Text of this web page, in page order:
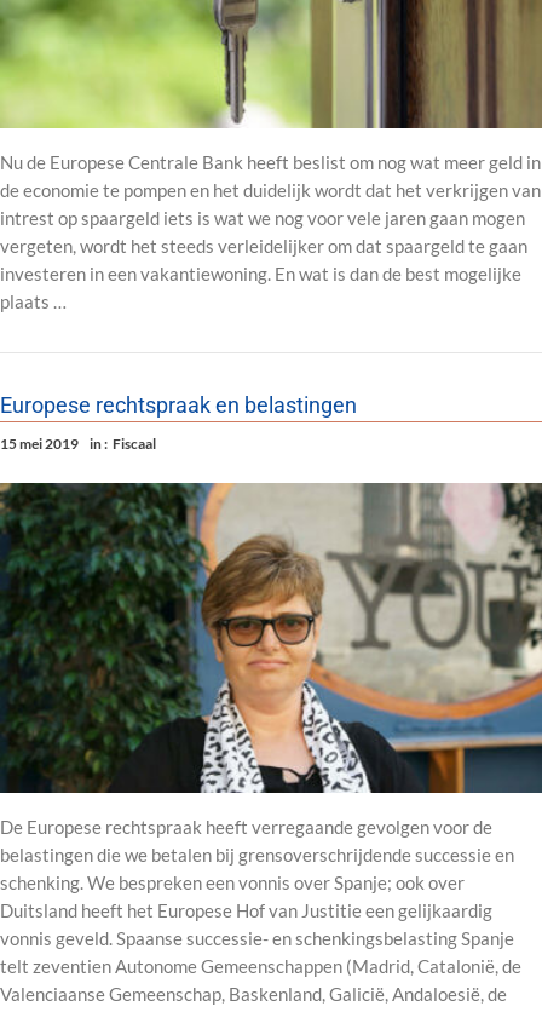
Nu de Europese Centrale Bank heeft beslist om nog wat meer geld in
de economie te pompen en het duidelijk wordt dat het verkrijgen van
intrest op spaargeld iets is wat we nog voor vele jaren gaan mogen
vergeten, wordt het steeds verleidelijker om dat spaargeld te gaan
investeren in een vakantiewoning. En wat is dan de best mogelijke
plaats …
Europese rechtspraak en belastingen
15 mei 2019 in : Fiscaal
De Europese rechtspraak heeft verregaande gevolgen voor de
belastingen die we betalen bij grensoverschrijdende successie en
schenking. We bespreken een vonnis over Spanje; ook over
Duitsland heeft het Europese Hof van Justitie een gelijkaardig
vonnis geveld. Spaanse successie- en schenkingsbelasting Spanje
telt zeventien Autonome Gemeenschappen (Madrid, Catalonië, de
Valenciaanse Gemeenschap, Baskenland, Galicië, Andaloesië, de